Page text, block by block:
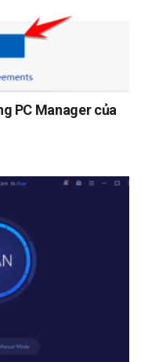
PC Manager của